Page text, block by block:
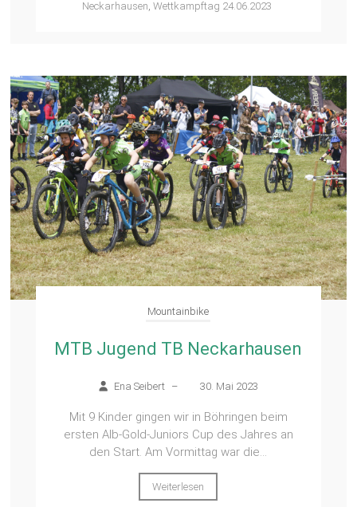
Neckarhausen,Wettkampftag 24.06.2023
Mountainbike
MTB Jugend TB Neckarhausen
Ena Seibert – 30. Mai 2023
Mit 9 Kinder gingen wir in Böhringen beim
ersten Alb-Gold-Juniors Cup des Jahres an
den Start. Am Vormittag war die...
Weiterlesen